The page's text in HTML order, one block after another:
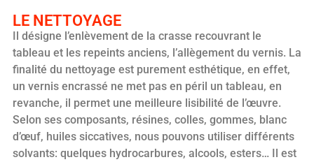
LE NETTOYAGE
Il désigne l’enlèvement de la crasse recouvrant le
tableau et les repeints anciens, l’allègement du vernis. La
finalité du nettoyage est purement esthétique, en effet,
un vernis encrassé ne met pas en péril un tableau, en
revanche, il permet une meilleure lisibilité de l’œuvre.
Selon ses composants, résines, colles, gommes, blanc
d’œuf, huiles siccatives, nous pouvons utiliser différents
solvants: quelques hydrocarbures, alcools, esters… Il est